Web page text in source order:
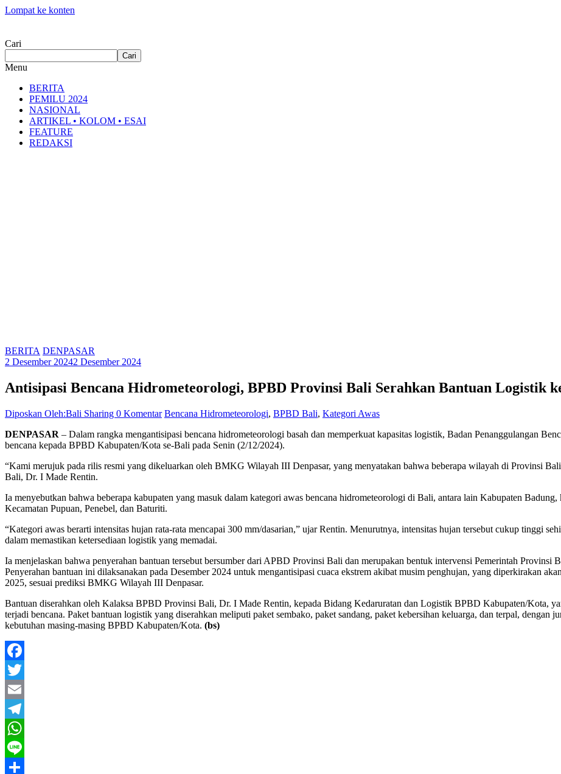
Lompat ke konten
Cari
Cari
Menu
BERITA
PEMILU 2024
NASIONAL
ARTIKEL • KOLOM • ESAI
FEATURE
REDAKSI
BERITA DENPASAR
2 Desember 20242 Desember 2024
Antisipasi Bencana Hidrometeorologi, BPBD Provinsi Bali Serahkan Bantuan Logistik
Diposkan Oleh:Bali Sharing 0 Komentar Bencana Hidrometeorologi, BPBD Bali, Kategori Awas
DENPASAR – Dalam rangka mengantisipasi bencana hidrometeorologi basah dan memperkuat kapasitas logistik, Badan Penanggulangan
bencana kepada BPBD Kabupaten/Kota se-Bali pada Senin (2/12/2024).
“Kami merujuk pada rilis resmi yang dikeluarkan oleh BMKG Wilayah III Denpasar, yang menyatakan bahwa beberapa wilayah di Provinsi
Bali, Dr. I Made Rentin.
Ia menyebutkan bahwa beberapa kabupaten yang masuk dalam kategori awas bencana hidrometeorologi di Bali, antara lain Kabupaten
Kecamatan Pupuan, Penebel, dan Baturiti.
“Kategori awas berarti intensitas hujan rata-rata mencapai 300 mm/dasarian,” ujar Rentin. Menurutnya, intensitas hujan tersebut cukup tinggi
dalam memastikan ketersediaan logistik yang memadai.
Ia menjelaskan bahwa penyerahan bantuan tersebut bersumber dari APBD Provinsi Bali dan merupakan bentuk intervensi Pemerintah
Penyerahan bantuan ini dilaksanakan pada Desember 2024 untuk mengantisipasi cuaca ekstrem akibat musim penghujan, yang diperkirakan
2025, sesuai prediksi BMKG Wilayah III Denpasar.
Bantuan diserahkan oleh Kalaksa BPBD Provinsi Bali, Dr. I Made Rentin, kepada Bidang Kedaruratan dan Logistik BPBD Kabupaten/Kota,
terjadi bencana. Paket bantuan logistik yang diserahkan meliputi paket sembako, paket sandang, paket kebersihan keluarga, dan terpal, dengan
kebutuhan masing-masing BPBD Kabupaten/Kota. (bs)
Facebook
Twitter
Email
Telegram
WhatsApp
Line